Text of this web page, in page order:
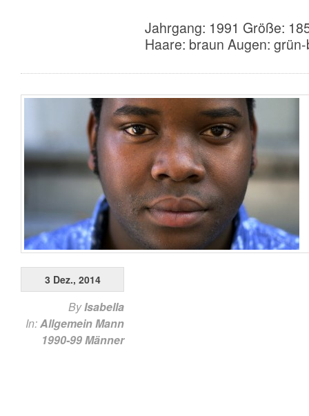
Jahrgang: 1991 Größe:
Haare: braun Augen:
3 Dez., 2014
ByIsabella
In:AllgemeinMann
1990-99Männer